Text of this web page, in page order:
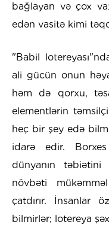
bağlayan və çox
edən vasitə kimi
"Babil
ali gücün onun
həm də qorxu,
elementlərin
heç bir şey edə
idarə edir.
dünyanın təbiətini
növbəti
çatdırır. İnsanlar
bilmirlər; lotereya